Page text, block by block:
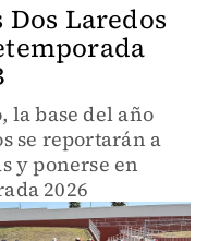
Dos Laredos
la base del año
se reportarán a
y ponerse en
2026